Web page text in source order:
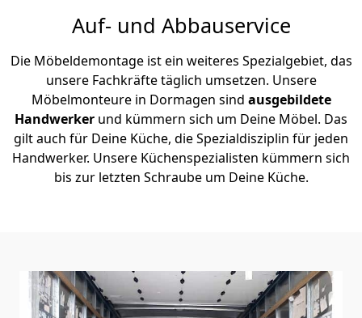
Auf- und Abbauservice
Die Möbeldemontage ist ein weiteres Spezialgebiet, das
unsere Fachkräfte täglich umsetzen. Unsere
Möbelmonteure in Dormagen sind ausgebildete
Handwerker und kümmern sich um Deine Möbel. Das
gilt auch für Deine Küche, die Spezialdisziplin für jeden
Handwerker. Unsere Küchenspezialisten kümmern sich
bis zur letzten Schraube um Deine Küche.